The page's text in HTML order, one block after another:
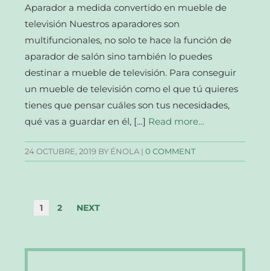
Aparador a medida convertido en mueble de
televisión Nuestros aparadores son
multifuncionales, no solo te hace la función de
aparador de salón sino también lo puedes
destinar a mueble de televisión. Para conseguir
un mueble de televisión como el que tú quieres
tienes que pensar cuáles son tus necesidades,
qué vas a guardar en él, […] Read more…
24 OCTUBRE, 2019 BY ÉNOLA |0 COMMENT
1 2 NEXT